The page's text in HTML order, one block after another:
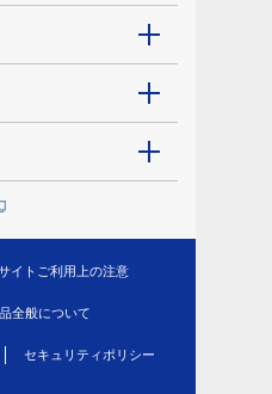
イトご利用上の注意
全般について
セキュリティポリシー